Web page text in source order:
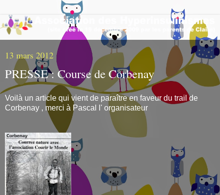
13 mars 2012
PRESSE : Course de Corbenay
Voilà un article qui vient de paraître en faveur du trail de
Corbenay , merci à Pascal l' organisateur